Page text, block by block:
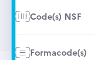
Code(s) NSF
Formacode(s)